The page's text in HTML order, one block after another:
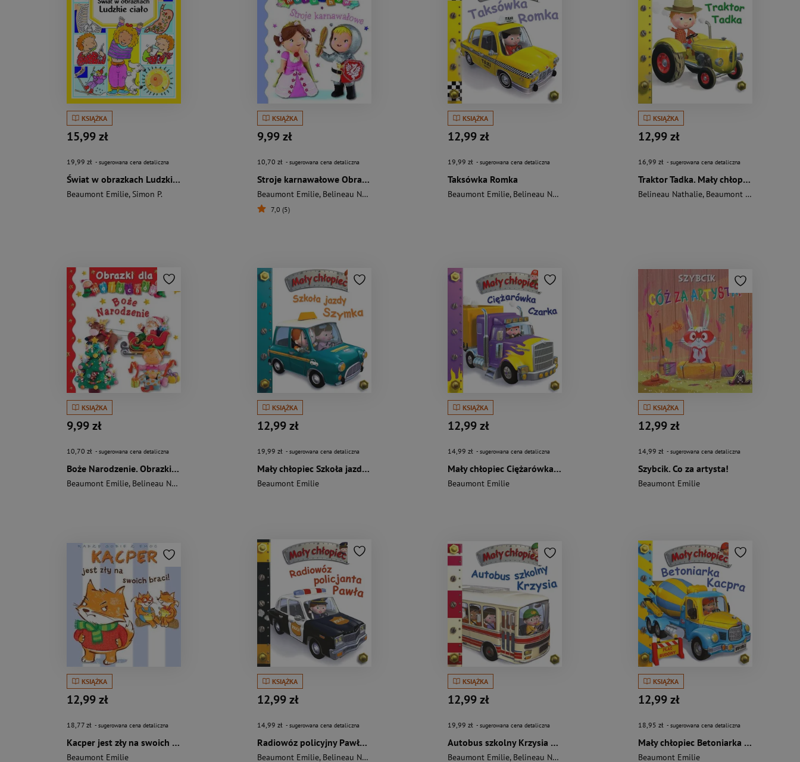
KSIĄŻKA
15,99 zł
19,99 zł - sugerowana cena detaliczna
Świat w obrazkach Ludzkie ciało
Beaumont Emilie, Simon P.
KSIĄŻKA
9,99 zł
10,70 zł - sugerowana cena detaliczna
Stroje karnawałowe Obrazki dla maluchów
Beaumont Emilie, Belineau Nathalie
7,0 (5)
KSIĄŻKA
12,99 zł
19,99 zł - sugerowana cena detaliczna
Taksówka Romka
Beaumont Emilie, Belineau Nathalie
KSIĄŻKA
12,99 zł
16,99 zł - sugerowana cena detaliczna
Traktor Tadka. Mały chłopiec
Belineau Nathalie, Beaumont Emilie
KSIĄŻKA
9,99 zł
10,70 zł - sugerowana cena detaliczna
Boże Narodzenie. Obrazki dla maluchów
Beaumont Emilie, Belineau Nathalie
KSIĄŻKA
12,99 zł
19,99 zł - sugerowana cena detaliczna
Mały chłopiec Szkoła jazdy Szymka
Beaumont Emilie
KSIĄŻKA
12,99 zł
14,99 zł - sugerowana cena detaliczna
Mały chłopiec Ciężarówka Czarka
Beaumont Emilie
KSIĄŻKA
12,99 zł
14,99 zł - sugerowana cena detaliczna
Szybcik. Co za artysta!
Beaumont Emilie
KSIĄŻKA
12,99 zł
18,77 zł - sugerowana cena detaliczna
Kacper jest zły na swoich braci!
Beaumont Emilie
KSIĄŻKA
12,99 zł
14,99 zł - sugerowana cena detaliczna
Radiowóz policyjny Pawła Mały chłopiec
Beaumont Emilie, Belineau Nathalie
KSIĄŻKA
12,99 zł
19,99 zł - sugerowana cena detaliczna
Autobus szkolny Krzysia Mały chłopiec
Beaumont Emilie, Belineau Nathalie
KSIĄŻKA
12,99 zł
18,95 zł - sugerowana cena detaliczna
Mały chłopiec Betoniarka Kacpra
Beaumont Emilie